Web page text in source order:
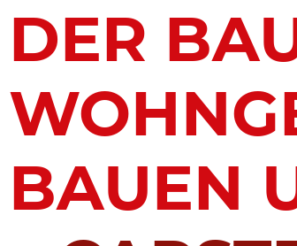
DER
BAUEN